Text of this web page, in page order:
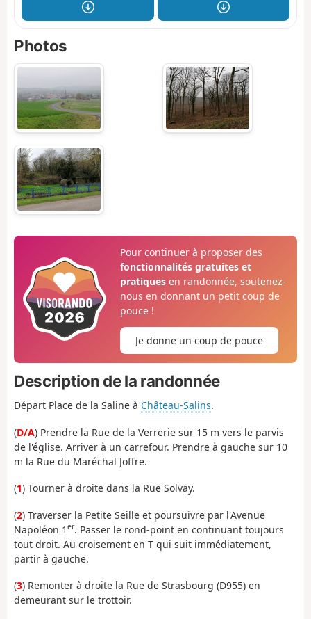
Photos
Pour continuer à proposer des
fonctionnalités gratuites et
pratiquesen randonnée, soutenez-
nous en donnant un petit coup de
pouce !
Je donne un coup de pouce
Description de la randonnée
Départ Place de la Saline à Château-Salins.
(D/A) Prendre la Rue de la Verrerie sur 15 m vers le parvis
de l'église. Arriver à un carrefour. Prendre à gauche sur 10
m la Rue du Maréchal Joffre.
(1) Tourner à droite dans la Rue Solvay.
(2) Traverser la Petite Seille et poursuivre par l'Avenue
Napoléon 1 er. Passer le rond-point en continuant toujours
tout droit. Au croisement en T qui suit immédiatement,
partir à gauche.
(3) Remonter à droite la Rue de Strasbourg (D955) en
demeurant sur le trottoir.